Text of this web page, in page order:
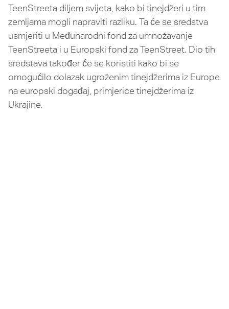
TeenStreeta diljem svijeta, kako bi tinejdžeri u tim
zemljama mogli napraviti razliku. Ta će se sredstva
usmjeriti u Međunarodni fond za umnožavanje
TeenStreeta i u Europski fond za TeenStreet. Dio tih
sredstava također će se koristiti kako bi se
omogućilo dolazak ugroženim tinejdžerima iz Europe
na europski događaj, primjerice tinejdžerima iz
Ukrajine.